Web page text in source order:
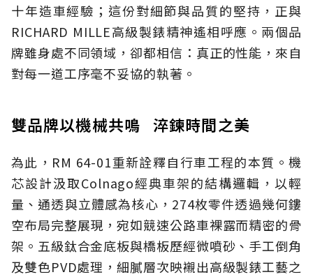
十年造車經驗；這份對細節與品質的堅持，正與
RICHARD MILLE高級製錶精神遙相呼應。兩個品
牌雖身處不同領域，卻都相信：真正的性能，來自
對每一道工序毫不妥協的執著。
雙品牌以機械共鳴 淬鍊時間之美
為此，RM 64-01重新詮釋自行車工程的本質。機
芯設計汲取Colnago經典車架的結構邏輯，以輕
量、通透與立體感為核心，274枚零件透過幾何鏤
空布局完整展現，宛如競速公路車裸露而精密的骨
架。五級鈦合金底板與橋板歷經微噴砂、手工倒角
及雙色PVD處理，細膩層次映襯出高級製錶工藝之